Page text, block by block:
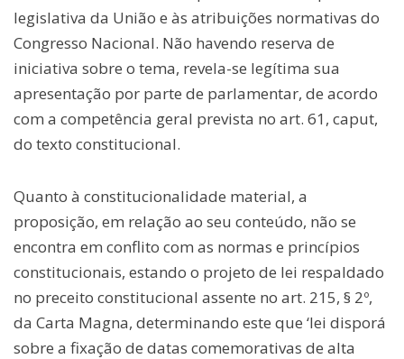
legislativa da União e às atribuições normativas do
Congresso Nacional. Não havendo reserva de
iniciativa sobre o tema, revela-se legítima sua
apresentação por parte de parlamentar, de acordo
com a competência geral prevista no art. 61, caput,
do texto constitucional.
Quanto à constitucionalidade material, a
proposição, em relação ao seu conteúdo, não se
encontra em conflito com as normas e princípios
constitucionais, estando o projeto de lei respaldado
no preceito constitucional assente no art. 215, § 2º,
da Carta Magna, determinando este que ‘lei disporá
sobre a fixação de datas comemorativas de alta